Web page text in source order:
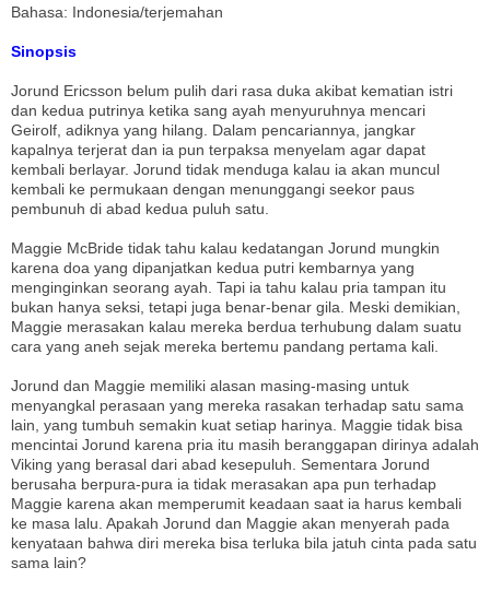
Bahasa: Indonesia/terjemahan
Sinopsis
Jorund Ericsson belum pulih dari rasa duka akibat kematian istri
dan kedua putrinya ketika sang ayah menyuruhnya mencari
Geirolf, adiknya yang hilang. Dalam pencariannya, jangkar
kapalnya terjerat dan ia pun terpaksa menyelam agar dapat
kembali berlayar. Jorund tidak menduga kalau ia akan muncul
kembali ke permukaan dengan menunggangi seekor paus
pembunuh di abad kedua puluh satu.
Maggie McBride tidak tahu kalau kedatangan Jorund mungkin
karena doa yang dipanjatkan kedua putri kembarnya yang
menginginkan seorang ayah. Tapi ia tahu kalau pria tampan itu
bukan hanya seksi, tetapi juga benar-benar gila. Meski demikian,
Maggie merasakan kalau mereka berdua terhubung dalam suatu
cara yang aneh sejak mereka bertemu pandang pertama kali.
Jorund dan Maggie memiliki alasan masing-masing untuk
menyangkal perasaan yang mereka rasakan terhadap satu sama
lain, yang tumbuh semakin kuat setiap harinya. Maggie tidak bisa
mencintai Jorund karena pria itu masih beranggapan dirinya adalah
Viking yang berasal dari abad kesepuluh. Sementara Jorund
berusaha berpura-pura ia tidak merasakan apa pun terhadap
Maggie karena akan memperumit keadaan saat ia harus kembali
ke masa lalu. Apakah Jorund dan Maggie akan menyerah pada
kenyataan bahwa diri mereka bisa terluka bila jatuh cinta pada satu
sama lain?